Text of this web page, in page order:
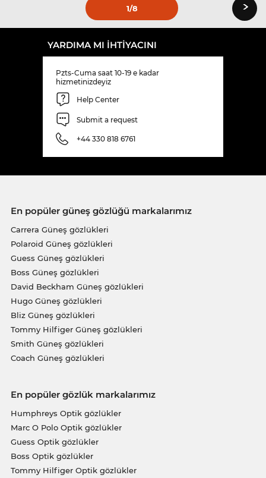
1/8 ›
YARDIMA MI IHTIYACINI
Pzts-Cuma saat 10-19 e kadar
hizmetinizdeyiz
Help Center
Submit a request
+44 330 818 6761
En popüler güneş gözlüğü markalarımız
Carrera Güneş gözlükleri
Polaroid Güneş gözlükleri
Guess Güneş gözlükleri
Boss Güneş gözlükleri
David Beckham Güneş gözlükleri
Hugo Güneş gözlükleri
Bliz Güneş gözlükleri
Tommy Hilfiger Güneş gözlükleri
Smith Güneş gözlükleri
Coach Güneş gözlükleri
En popüler gözlük markalarımız
Humphreys Optik gözlükler
Marc O Polo Optik gözlükler
Guess Optik gözlükler
Boss Optik gözlükler
Tommy Hilfiger Optik gözlükler